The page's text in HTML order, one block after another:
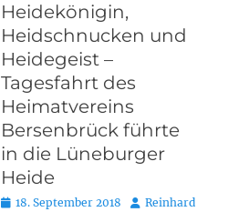
Heidekönigin,
Heidschnucken und
Heidegeist –
Tagesfahrt des
Heimatvereins
Bersenbrück führte
in die Lüneburger
Heide
Posted
18. September 2018 AutorReinhard